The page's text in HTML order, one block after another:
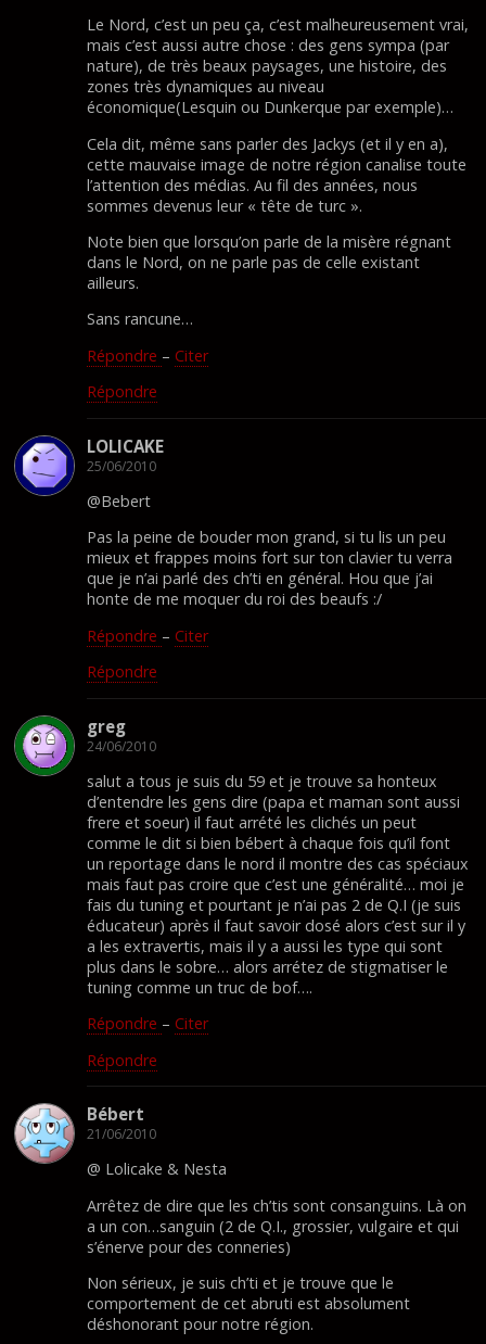
Le Nord, c’est un peu ça, c’est malheureusement vrai,
mais c’est aussi autre chose : des gens sympa (par
nature), de très beaux paysages, une histoire, des
zones très dynamiques au niveau
économique(Lesquin ou Dunkerque par exemple)…
Cela dit, même sans parler des Jackys (et il y en a),
cette mauvaise image de notre région canalise toute
l’attention des médias. Au fil des années, nous
sommes devenus leur « tête de turc ».
Note bien que lorsqu’on parle de la misère régnant
dans le Nord, on ne parle pas de celle existant
ailleurs.
Sans rancune…
Répondre – Citer
Répondre
LOLICAKE
25/06/2010
@Bebert
Pas la peine de bouder mon grand, si tu lis un peu
mieux et frappes moins fort sur ton clavier tu verra
que je n’ai parlé des ch’ti en général. Hou que j’ai
honte de me moquer du roi des beaufs :/
Répondre – Citer
Répondre
greg
24/06/2010
salut a tous je suis du 59 et je trouve sa honteux
d’entendre les gens dire (papa et maman sont aussi
frere et soeur) il faut arrété les clichés un peut
comme le dit si bien bébert à chaque fois qu’il font
un reportage dans le nord il montre des cas spéciaux
mais faut pas croire que c’est une généralité… moi je
fais du tuning et pourtant je n’ai pas 2 de Q.I (je suis
éducateur) après il faut savoir dosé alors c’est sur il y
a les extravertis, mais il y a aussi les type qui sont
plus dans le sobre… alors arrétez de stigmatiser le
tuning comme un truc de bof….
Répondre – Citer
Répondre
Bébert
21/06/2010
@ Lolicake & Nesta
Arrêtez de dire que les ch’tis sont consanguins. Là on
a un con…sanguin (2 de Q.I., grossier, vulgaire et qui
s’énerve pour des conneries)
Non sérieux, je suis ch’ti et je trouve que le
comportement de cet abruti est absolument
déshonorant pour notre région.